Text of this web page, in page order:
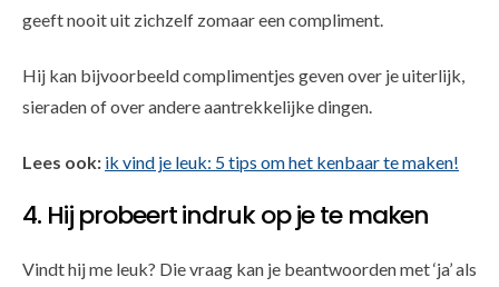
geeft nooit uit zichzelf zomaar een compliment.
Hij kan bijvoorbeeld complimentjes geven over je uiterlijk,
sieraden of over andere aantrekkelijke dingen.
Lees ook: ik vind je leuk: 5 tips om het kenbaar te maken!
4. Hij probeert indruk op je te maken
Vindt hij me leuk? Die vraag kan je beantwoorden met ‘ja’ als